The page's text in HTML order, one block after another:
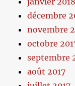
décembre
novembre
octobre
septembre
août 2017